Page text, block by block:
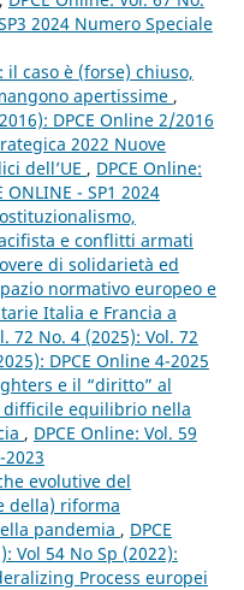
2024 Numero Speciale
il caso è (forse) chiuso,
apertissime ,
DPCE Online 2/2016
2022 Nuove
dell’UE , DPCE Online:
ONLINE - SP1 2024
e conflitti armati
di solidarietà ed
normativo europeo e
Italia e Francia a
72 No. 4 (2025): Vol. 72
DPCE Online 4-2025
e il “diritto” al
equilibrio nella
, DPCE Online: Vol. 59
2023
evolutive del
della) riforma
pandemia , DPCE
Vol 54 No Sp (2022):
Process europei